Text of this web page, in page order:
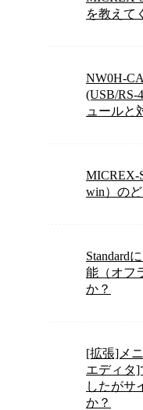
を教えて
NW0H-
(USB/RS-
ュールと
MICREX-
win）の
Standard
能（オフ
か？
[拡張]メ
エディタ]
したがサ
か？